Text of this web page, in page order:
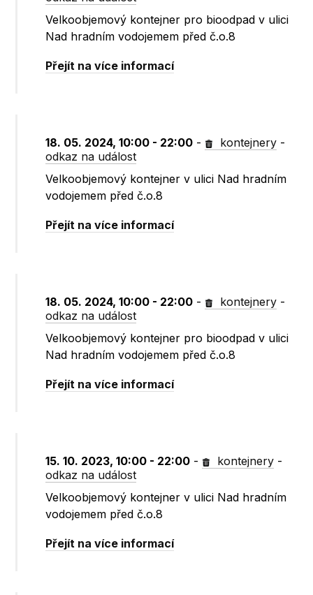
Velkoobjemový kontejner pro bioodpad v ulici
Nad hradním vodojemem před č.o.8
Přejít na více informací
18. 05. 2024, 10:00 - 22:00 - kontejnery -
odkaz na událost
Velkoobjemový kontejner v ulici Nad hradním
vodojemem před č.o.8
Přejít na více informací
18. 05. 2024, 10:00 - 22:00 - kontejnery -
odkaz na událost
Velkoobjemový kontejner pro bioodpad v ulici
Nad hradním vodojemem před č.o.8
Přejít na více informací
15. 10. 2023, 10:00 - 22:00 - kontejnery -
odkaz na událost
Velkoobjemový kontejner v ulici Nad hradním
vodojemem před č.o.8
Přejít na více informací